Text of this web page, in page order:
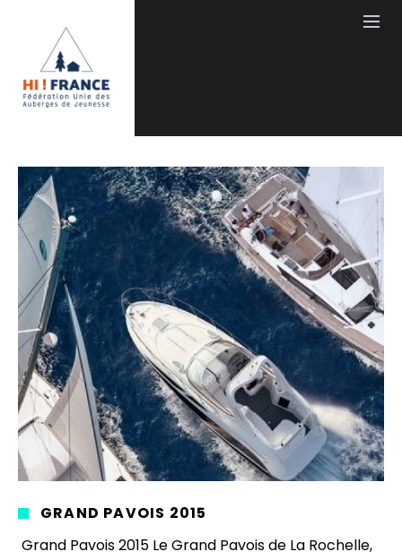
GRAND PAVOIS 2015
Grand Pavois 2015 Le Grand Pavois de La Rochelle,